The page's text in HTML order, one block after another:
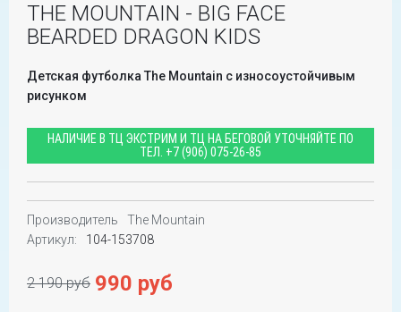
THE MOUNTAIN - BIG FACE
BEARDED DRAGON KIDS
Детская футболка The Mountain с износоустойчивым
рисунком
НАЛИЧИЕ В ТЦ ЭКСТРИМ И ТЦ НА БЕГОВОЙ УТОЧНЯЙТЕ ПО
ТЕЛ. +7 (906) 075-26-85
Производитель
The Mountain
Артикул:
104-153708
2 190 руб 990 руб